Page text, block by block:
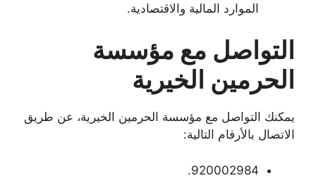
الموارد المالية والاقتصادية.
التواصل مع مؤسسة
الحرمين الخيرية
يمكنك التواصل مع مؤسسة الحرمين الخيرية، عن طريق
الاتصال بالأرقام التالية:
920002984.